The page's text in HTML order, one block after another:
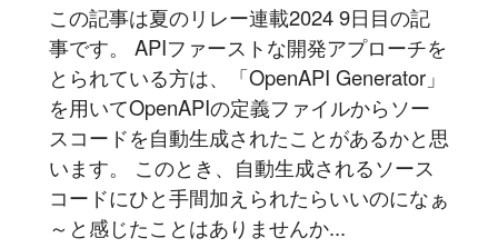
この記事は夏のリレー連載2024 9日目の記
事です。 APIファーストな開発アプローチを
とられている方は、「OpenAPI Generator」
を用いてOpenAPIの定義ファイルからソー
スコードを自動生成されたことがあるかと思
います。 このとき、自動生成されるソース
コードにひと手間加えられたらいいのになぁ
～と感じたことはありませんか...